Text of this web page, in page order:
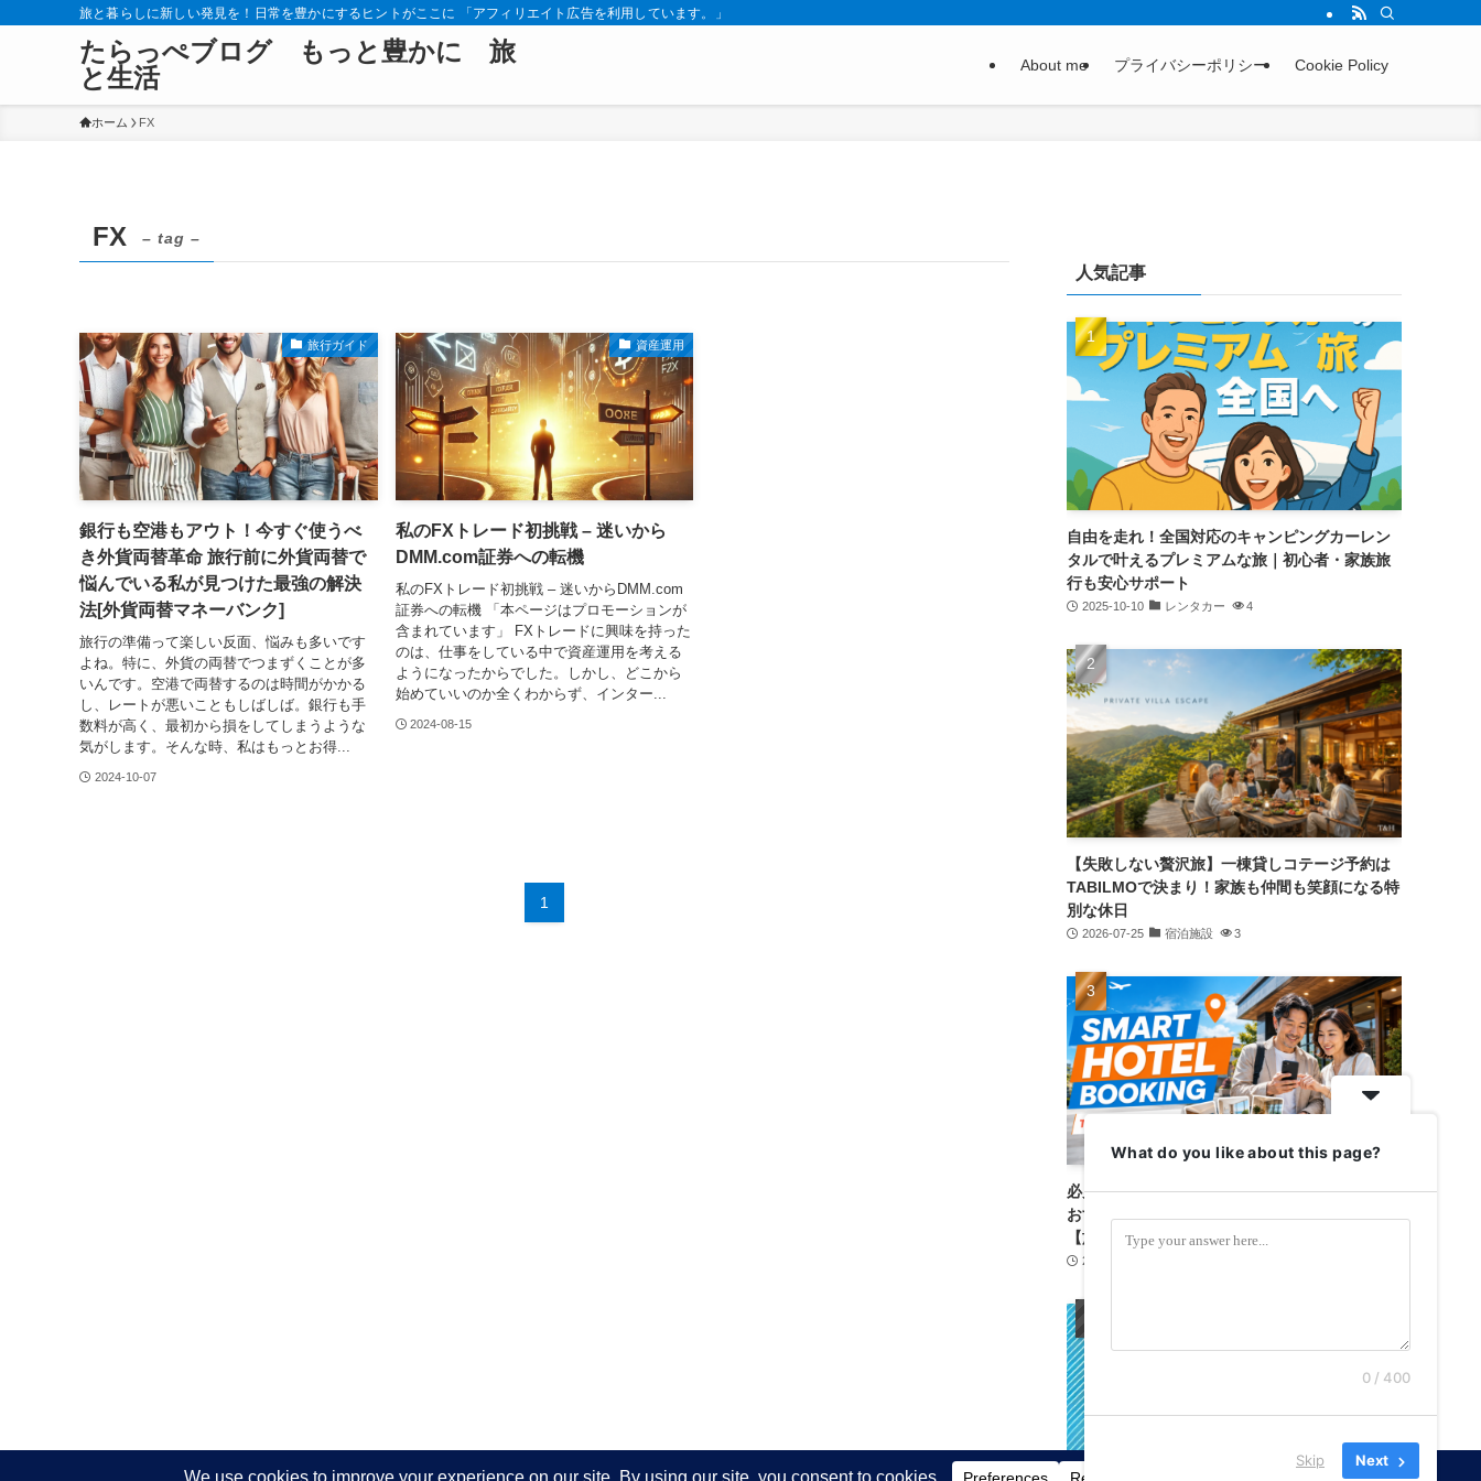
旅と暮らしに新しい発見を！日常を豊かにするヒントがここに 「アフィリエイト広告を利用しています。」
たらっぺブログ もっと豊かに 旅
と生活
About me プライバシーポリシー Cookie Policy
ホーム FX
FX – tag –
旅行ガイド
銀行も空港もアウト！今すぐ使うべ
き外貨両替革命 旅行前に外貨両替で
悩んでいる私が見つけた最強の解決
法[外貨両替マネーバンク]
旅行の準備って楽しい反面、悩みも多いです
よね。特に、外貨の両替でつまずくことが多
いんです。空港で両替するのは時間がかかる
し、レートが悪いこともしばしば。銀行も手
数料が高く、最初から損をしてしまうような
気がします。そんな時、私はもっとお得...
2024-10-07
資産運用
私のFXトレード初挑戦 – 迷いから
DMM.com証券への転機
私のFXトレード初挑戦 – 迷いからDMM.com
証券への転機 「本ページはプロモーションが
含まれています」 FXトレードに興味を持った
のは、仕事をしている中で資産運用を考える
ようになったからでした。しかし、どこから
始めていいのか全くわからず、インター...
2024-08-15
1
人気記事
自由を走れ！全国対応のキャンピングカーレン
タルで叶えるプレミアムな旅｜初心者・家族旅
行も安心サポート
2025-10-10 レンタカー 4
【失敗しない贅沢旅】一棟貸しコテージ予約は
TABILMOで決まり！家族も仲間も笑顔になる特
別な休日
2026-07-25 宿泊施設 3
必見！失敗しないホテル予約｜トラベリストは
おすすめ？料金・使い方・注意点を徹底比較
【旅がもっと楽に】
2026-08-06
What do you like about this page?
0 / 400
Skip Next